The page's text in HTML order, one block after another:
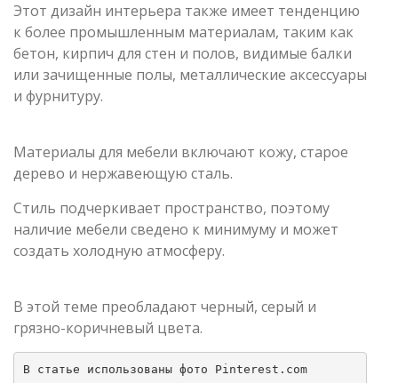
Этот дизайн интерьера также имеет тенденцию
к более промышленным материалам, таким как
бетон, кирпич для стен и полов, видимые балки
или зачищенные полы, металлические аксессуары
и фурнитуру.
Материалы для мебели включают кожу, старое
дерево и нержавеющую сталь.
Стиль подчеркивает пространство, поэтому
наличие мебели сведено к минимуму и может
создать холодную атмосферу.
В этой теме преобладают черный, серый и
грязно-коричневый цвета.
В статье использованы фото Pinterest.com